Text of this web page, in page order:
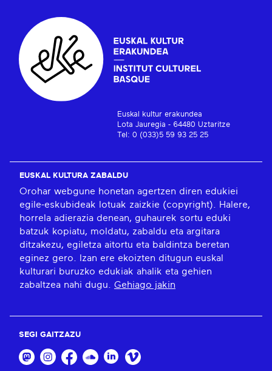
Euskal kultur erakundea
Lota Jauregia - 64480 Uztaritze
Tel: 0 (033)5 59 93 25 25
EUSKAL KULTURA ZABALDU
Orohar webgune honetan agertzen diren edukiei
egile-eskubideak lotuak zaizkie (copyright). Halere,
horrela adierazia denean, guhaurek sortu eduki
batzuk kopiatu, moldatu, zabaldu eta argitara
ditzakezu, egiletza aitortu eta baldintza beretan
eginez gero. Izan ere ekoizten ditugun euskal
kulturari buruzko edukiak ahalik eta gehien
zabaltzea nahi dugu. Gehiago jakin
SEGI GAITZAZU